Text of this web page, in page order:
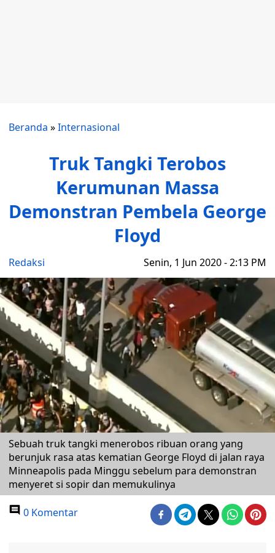
Beranda »Internasional
Truk Tangki Terobos
Kerumunan Massa
Demonstran Pembela George
Floyd
Redaksi Senin, 1 Jun 2020 - 2:13 PM
Sebuah truk tangki menerobos ribuan orang yang
berunjuk rasa atas kematian George Floyd di jalan raya
Minneapolis pada Minggu sebelum para demonstran
menyeret si sopir dan memukulinya
0 Komentar